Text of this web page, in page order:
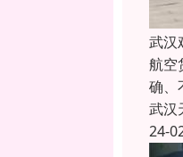
武汉
航空
确、
武汉
24-